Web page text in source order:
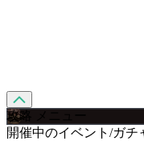
攻略 メニュー
開催中のイベント/ガチ